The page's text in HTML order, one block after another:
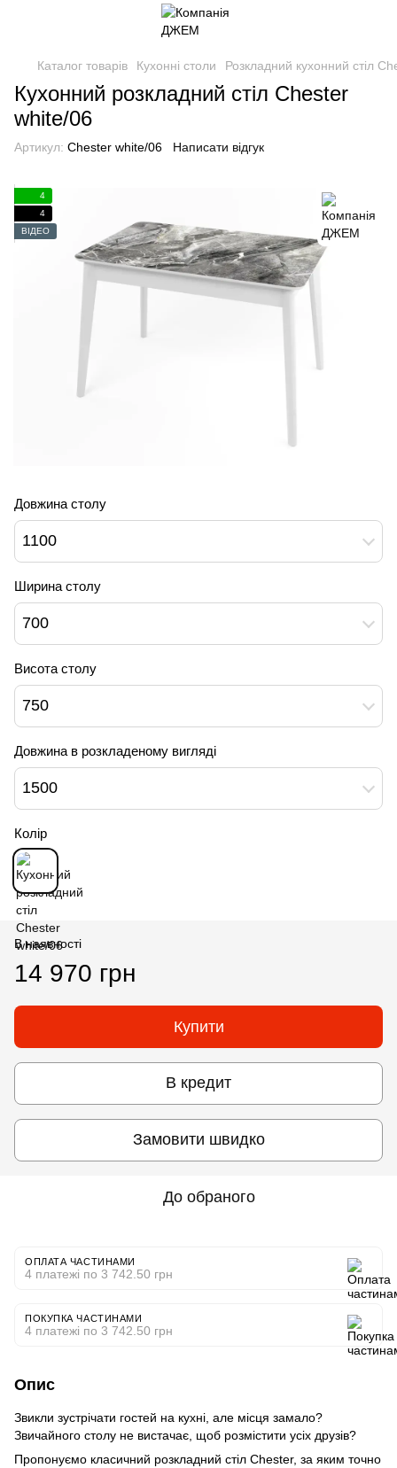
Каталог товарів Кухонні столи Розкладний кухонний стіл
Кухонний розкладний стіл Chester
white/06
Артикул: Chester white/06 Написати відгук
4
4
ВІДЕО
Довжина столу
1100
Ширина столу
700
Висота столу
750
Довжина в розкладеному вигляді
1500
Колір
В наявності
14 970 грн
Купити
В кредит
Замовити швидко
До обраного
ОПЛАТА ЧАСТИНАМИ
4 платежі по 3 742.50 грн
ПОКУПКА ЧАСТИНАМИ
4 платежі по 3 742.50 грн
Опис
Звикли зустрічати гостей на кухні, але місця замало?
Звичайного столу не вистачає, щоб розмістити усіх друзів?
Пропонуємо класичний розкладний стіл Chester, за яким точно